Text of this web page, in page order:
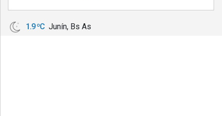
LOCALES
•
1.9 ºC Junín, Bs As